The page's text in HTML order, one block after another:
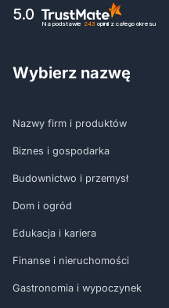
5.0
Na podstawie 243 opinii z całego okresu
Wybierz nazwę
Nazwy firm i produktów
Biznes i gospodarka
Budownictwo i przemysł
Dom i ogród
Edukacja i kariera
Finanse i nieruchomości
Gastronomia i wypoczynek